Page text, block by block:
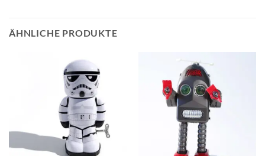
ÄHNLICHE PRODUKTE